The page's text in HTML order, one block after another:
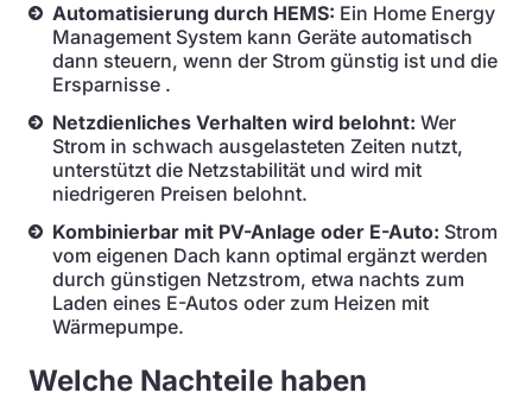
Automatisierung durch HEMS: Ein Home Energy
Management System kann Geräte automatisch
dann steuern, wenn der Strom günstig ist und die
Ersparnisse .
Netzdienliches Verhalten wird belohnt: Wer
Strom in schwach ausgelasteten Zeiten nutzt,
unterstützt die Netzstabilität und wird mit
niedrigeren Preisen belohnt.
Kombinierbar mit PV-Anlage oder E-Auto: Strom
vom eigenen Dach kann optimal ergänzt werden
durch günstigen Netzstrom, etwa nachts zum
Laden eines E-Autos oder zum Heizen mit
Wärmepumpe.
Welche Nachteile haben